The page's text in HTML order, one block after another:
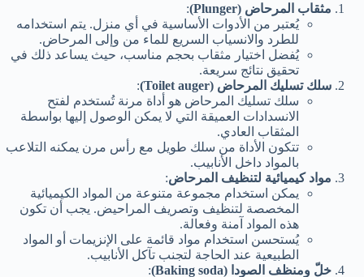
مثقاب المرحاض (Plunger)
:
يُعتبر من الأدوات الأساسية في أي منزل. يتم استخدامه
للطرد والانسياب السريع للماء من وإلى المرحاض.
يُفضل اختيار مثقاب بحجم مناسب، حيث يساعد ذلك في
تحقيق نتائج سريعة.
سلك تسليك المرحاض (Toilet auger)
:
سلك تسليك المرحاض هو أداة مرنة تُستخدم لفتح
الانسدادات العميقة التي لا يمكن الوصول إليها بواسطة
المثقاب العادي.
تتكون الأداة من سلك طويل مع رأس مرن يمكنه التلاعب
بالمواد داخل الأنابيب.
مواد كيميائية لتنظيف المرحاض:
يمكن استخدام مجموعة متنوعة من المواد الكيميائية
المخصصة لتنظيف وتصريف المراحيض. يجب أن تكون
هذه المواد آمنة وفعالة.
يُستحسن استخدام مواد قائمة على الإنزيمات أو المواد
الطبيعية عند الحاجة لتجنب تآكل الأنابيب.
خلّ ومنظف الصودا (Baking soda)
: